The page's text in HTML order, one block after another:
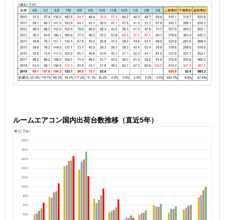
ルームエアコン国内出荷台数推移（直近5年）